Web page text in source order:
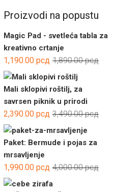
Proizvodi na popustu
Magic Pad - svetleća tabla za
kreativno crtanje
1,890.00рсд
1,190.00 рсд
Mali sklopivi roštilj, za
savrsen piknik u prirodi
3,490.00рсд
2,390.00 рсд
Paket: Bermude i pojas za
mrsavljenje
4,000.00рсд
1,990.00 рсд